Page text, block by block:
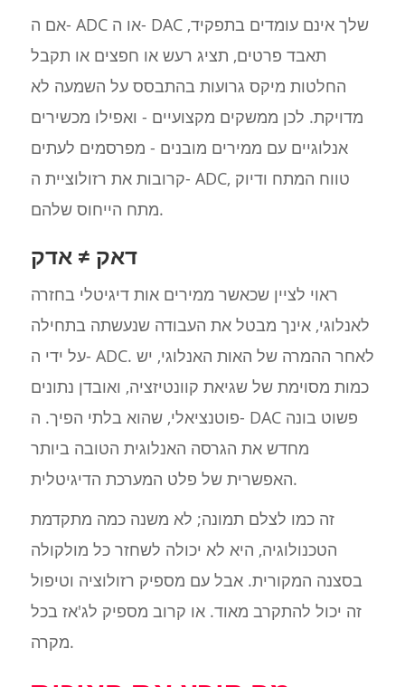
אם ה- ADC או ה- DAC שלך אינם עומדים בתפקיד,
תאבד פרטים, תציג רעש או חפצים או תקבל
החלטות מיקס גרועות בהתבסס על השמעה לא
מדויקת. לכן ממשקים מקצועיים - ואפילו מכשירים
אנלוגיים עם ממירים מובנים - מפרסמים לעתים
קרובות את רזולוציית ה- ADC, טווח המתח ודיוק
מתח הייחוס שלהם.
דאק ≠ אדק
ראוי לציין שכאשר ממירים אות דיגיטלי בחזרה
לאנלוגי, אינך מבטל את העבודה שנעשתה בתחילה
על ידי ה- ADC. לאחר ההמרה של האות האנלוגי, יש
כמות מסוימת של שגיאת קוונטיזציה, ואובדן נתונים
פוטנציאלי, שהוא בלתי הפיך. ה- DAC פשוט בונה
מחדש את הגרסה האנלוגית הטובה ביותר
האפשרית של פלט המערכת הדיגיטלית.
זה כמו לצלם תמונה; לא משנה כמה מתקדמת
הטכנולוגיה, היא לא יכולה לשחזר כל מולקולה
בסצנה המקורית. אבל עם מספיק רזולוציה וטיפול
זה יכול להתקרב מאוד. או קרוב מספיק לג'אז בכל
מקרה.